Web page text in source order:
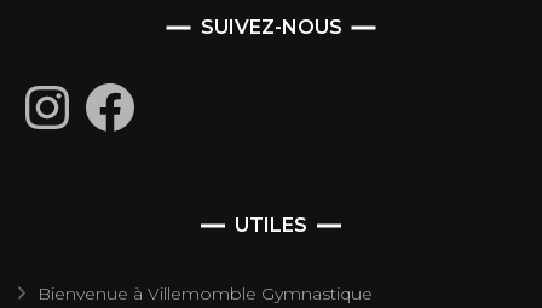
SUIVEZ-NOUS
InstagramFacebook
UTILES
Bienvenue à Villemomble Gymnastique